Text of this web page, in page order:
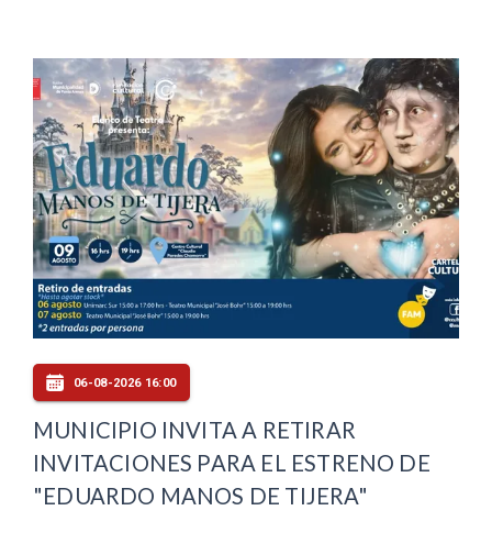
06-08-2026 16:00
MUNICIPIO INVITA A RETIRAR
INVITACIONES PARA EL ESTRENO DE
"EDUARDO MANOS DE TIJERA"